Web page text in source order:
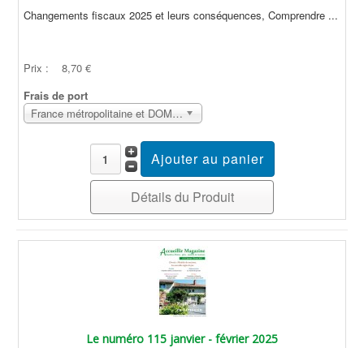
Changements fiscaux 2025 et leurs conséquences, Comprendre ...
Prix :
8,70 €
Frais de port
France métropolitaine et DOM Sans surcoût
Détails du Produit
Le numéro 115 janvier - février 2025